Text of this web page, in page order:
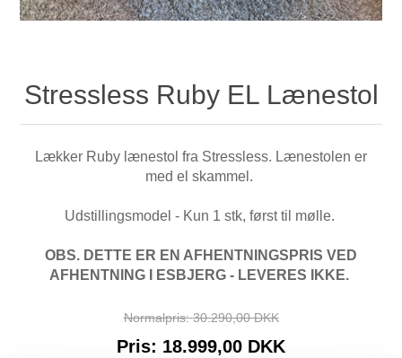
Stressless Ruby EL Lænestol
Lækker Ruby lænestol fra Stressless. Lænestolen er
med el skammel.
Udstillingsmodel - Kun 1 stk, først til mølle.
OBS. DETTE ER EN AFHENTNINGSPRIS VED
AFHENTNING I ESBJERG - LEVERES IKKE.
Normalpris: 30.290,00 DKK
Pris: 18.999,00 DKK